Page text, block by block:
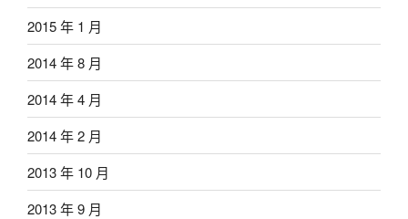
2015 年 1 月
2014 年 8 月
2014 年 4 月
2014 年 2 月
2013 年 10 月
2013 年 9 月